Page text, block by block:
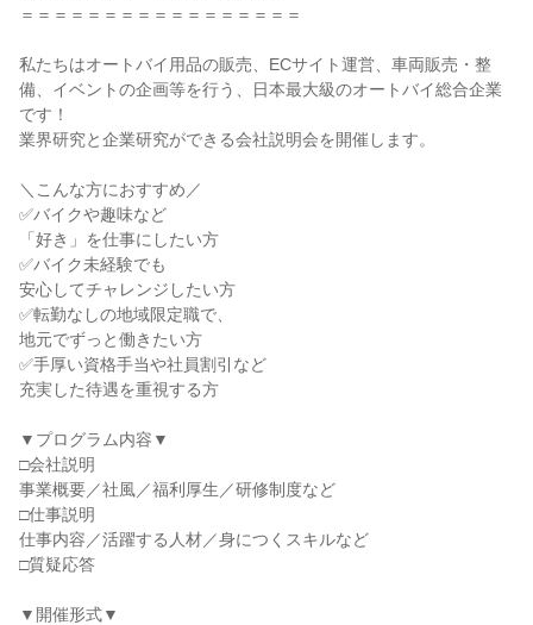
＝＝＝＝＝＝＝＝＝＝＝＝＝＝＝＝＝
私たちはオートバイ用品の販売、ECサイト運営、車両販売・整
備、イベントの企画等を行う、日本最大級のオートバイ総合企業
です！
業界研究と企業研究ができる会社説明会を開催します。
＼こんな方におすすめ／
✅バイクや趣味など
「好き」を仕事にしたい方
✅バイク未経験でも
安心してチャレンジしたい方
✅転勤なしの地域限定職で、
地元でずっと働きたい方
✅手厚い資格手当や社員割引など
充実した待遇を重視する方
▼プログラム内容▼
□会社説明
事業概要／社風／福利厚生／研修制度など
□仕事説明
仕事内容／活躍する人材／身につくスキルなど
□質疑応答
▼開催形式▼